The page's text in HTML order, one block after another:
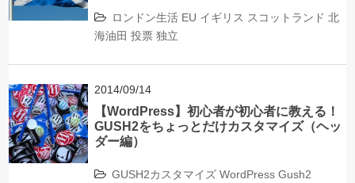
ロンドン生活 EU イギリス スコットランド 北
海油田 投票 独立
2014/09/14
【WordPress】初心者が初心者に教える！
GUSH2をちょっとだけカスタマイズ（ヘッ
ダー編）
GUSH2カスタマイズ WordPress Gush2